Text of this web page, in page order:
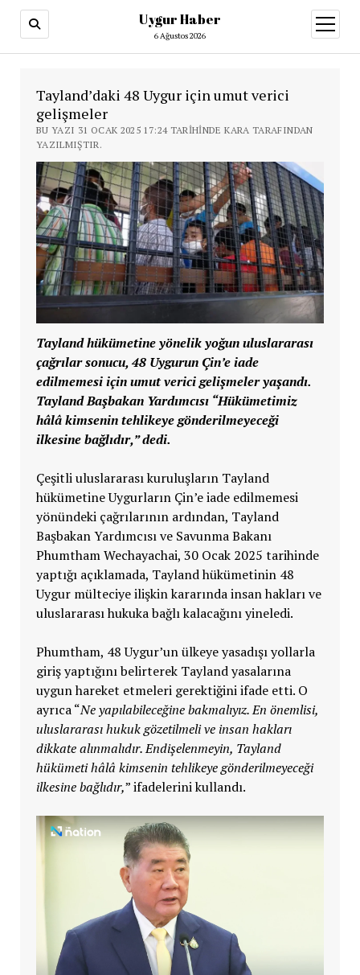
Uygur Haber
6 Ağustos 2026
aç
Tayland’daki 48 Uygur için umut verici
gelişmeler
BU YAZI 31 OCAK 2025 17:24 TARIHINDE KARA TARAFINDAN
YAZILMIŞTIR.
Tayland hükümetine yönelik yoğun uluslararası
çağrılar sonucu, 48 Uygurun Çin’e iade
edilmemesi için umut verici gelişmeler yaşandı.
Tayland Başbakan Yardımcısı “Hükümetimiz
hâlâ kimsenin tehlikeye gönderilmeyeceği
ilkesine bağlıdır,” dedi.
Çeşitli uluslararası kuruluşların Tayland
hükümetine Uygurların Çin’e iade edilmemesi
yönündeki çağrılarının ardından, Tayland
Başbakan Yardımcısı ve Savunma Bakanı
Phumtham Wechayachai, 30 Ocak 2025 tarihinde
yaptığı açıklamada, Tayland hükümetinin 48
Uygur mülteciye ilişkin kararında insan hakları ve
uluslararası hukuka bağlı kalacağını yineledi.
Phumtham, 48 Uygur’un ülkeye yasadışı yollarla
giriş yaptığını belirterek Tayland yasalarına
uygun hareket etmeleri gerektiğini ifade etti. O
ayrıca “Ne yapılabileceğine bakmalıyız. En önemlisi,
uluslararası hukuk gözetilmeli ve insan hakları
dikkate alınmalıdır. Endişelenmeyin, Tayland
hükümeti hâlâ kimsenin tehlikeye gönderilmeyeceği
ilkesine bağlıdır,” ifadelerini kullandı.